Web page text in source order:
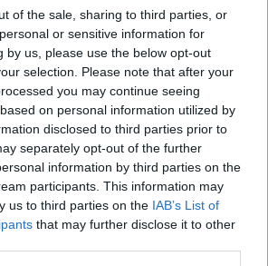
of the sale, sharing to third parties, or
or sensitive information for
by us, please use the below opt-out
selection. Please note that after your
you may continue seeing
on personal information utilized by
disclosed to third parties prior to
separately opt-out of the further
information by third parties on the
participants. This information may
us to third parties on the IAB’s List of
that may further disclose it to other
«Το βραχιόλι της
ERTFLIX